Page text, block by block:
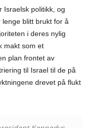
Israelsk politikk, og
blitt brukt for å
i deres nylig
makt som et
plan frontet av
til Israel til de på
drevet på flukt